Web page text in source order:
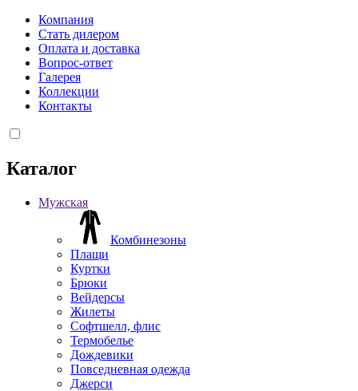
Компания
Стать дилером
Оплата и доставка
Вопрос-ответ
Галерея
Коллекции
Контакты
Каталог
Мужская
Комбинезоны
Плащи
Куртки
Брюки
Вейдерсы
Жилеты
Софтшелл, флис
Термобелье
Дождевики
Повседневная одежда
Джерси